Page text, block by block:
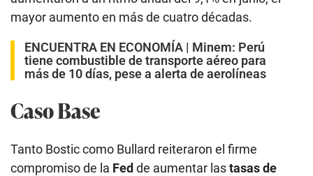
mayor aumento en más de cuatro décadas.
ENCUENTRA EN ECONOMÍA | Minem: Perú
tiene combustible de transporte aéreo para
más de 10 días, pese a alerta de aerolíneas
Caso Base
Tanto Bostic como Bullard reiteraron el firme
compromiso de la Fedde aumentar lastasas de